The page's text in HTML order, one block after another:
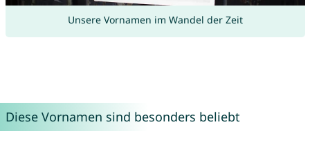
Unsere Vornamen im Wandel der Zeit
Diese Vornamen sind besonders beliebt